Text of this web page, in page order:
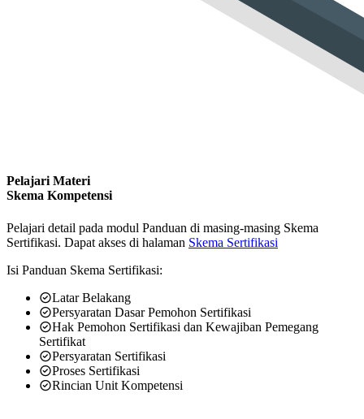
Pelajari Materi
Skema Kompetensi
Pelajari detail pada modul Panduan di masing-masing Skema
Sertifikasi. Dapat akses di halaman Skema Sertifikasi
Isi Panduan Skema Sertifikasi:
Latar Belakang
Persyaratan Dasar Pemohon Sertifikasi
Hak Pemohon Sertifikasi dan Kewajiban Pemegang
Sertifikat
Persyaratan Sertifikasi
Proses Sertifikasi
Rincian Unit Kompetensi